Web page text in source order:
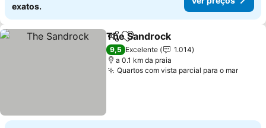
exatos.
PartilharAdicionar aos favoritos
The Sandrock
9,5 Excelente
1.014
a 0.1 km da praia
Quartos com vista parcial para o mar